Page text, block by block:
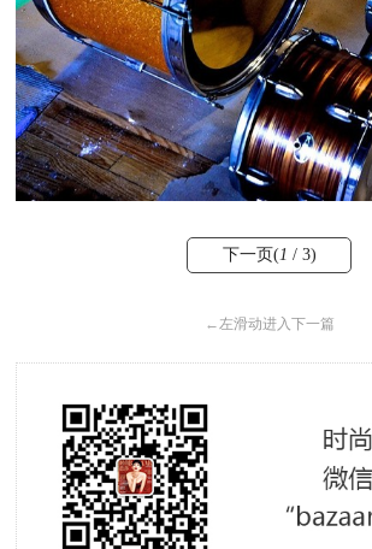
下一页(1 / 3)
←左滑动进入下一篇